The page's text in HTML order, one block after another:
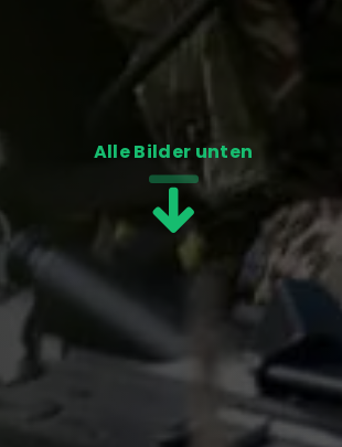
Alle Bilder unten